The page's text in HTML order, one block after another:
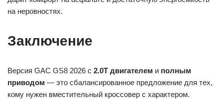
на неровностях.
Заключение
Версия GAC GS8 2026 с 2.0T двигателем и полным
приводом — это сбалансированное предложение для тех,
кому нужен вместительный кроссовер с характером.